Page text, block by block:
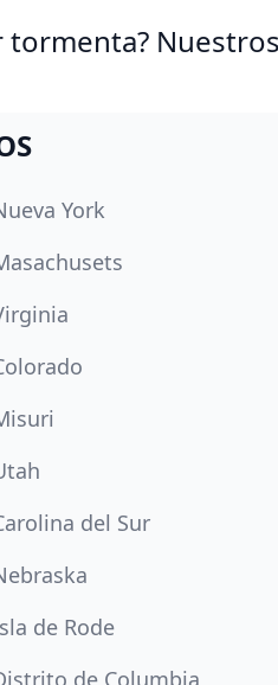
tormenta?
York
del Sur
de Rode
de Columbia